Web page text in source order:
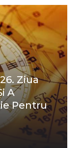
Ziua
A
Pentru